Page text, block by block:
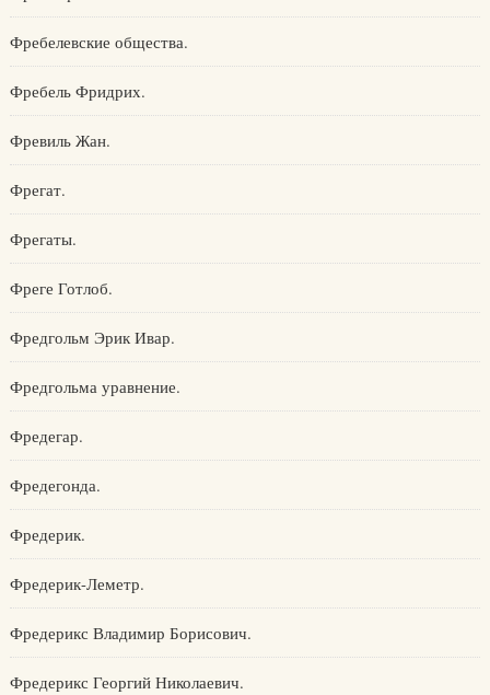
Фребелевские общества.
Фребель Фридрих.
Фревиль Жан.
Фрегат.
Фрегаты.
Фреге Готлоб.
Фредгольм Эрик Ивар.
Фредгольма уравнение.
Фредегар.
Фредегонда.
Фредерик.
Фредерик-Леметр.
Фредерикс Владимир Борисович.
Фредерикс Георгий Николаевич.